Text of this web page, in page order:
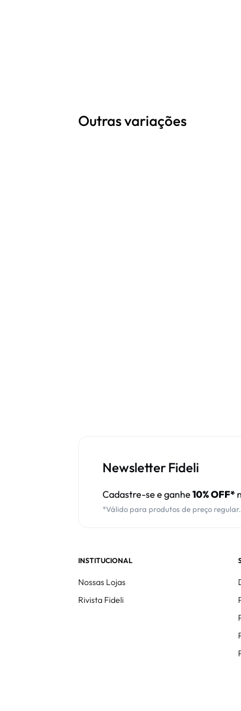
Outras variações
Newsletter Fideli
Cadastre-se e ganhe 10% OFF*
*Válido para produtos de preço regular.
INSTITUCIONAL
Nossas Lojas
Rivista Fideli